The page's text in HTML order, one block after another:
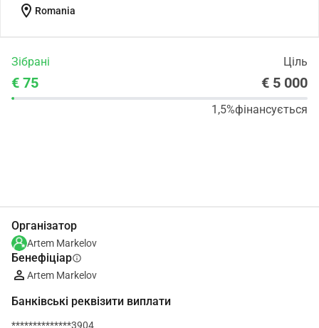
location_on Romania
Зібрані Ціль
€ 75 € 5 000
1,5%фінансується
Організатор
Artem Markelov
Бенефіціарinfo
Artem Markelov
Банківські реквізити виплати
**************3904